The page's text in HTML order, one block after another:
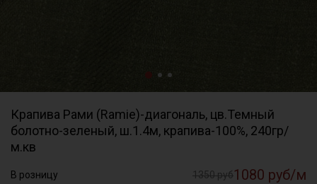
Крапива Рами (Ramie)-диагональ, цв.Темный
болотно-зеленый, ш.1.4м, крапива-100%, 240гр/
м.кв
В розницу 1350 руб1080 руб/м